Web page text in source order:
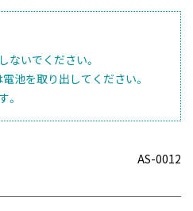
ないでください。
池を取り出してください。
。
AS-0012